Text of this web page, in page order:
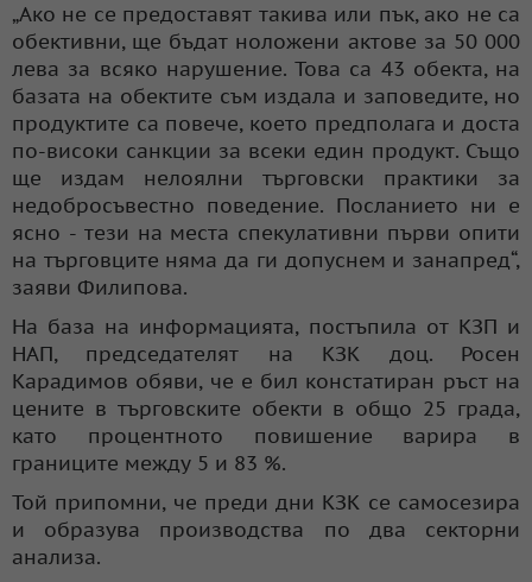
„Ако не се предоставят такива или пък, ако не са
обективни, ще бъдат ноложени актове за 50 000
лева за всяко нарушение. Това са 43 обекта, на
базата на обектите съм издала и заповедите, но
продуктите са повече, което предполага и доста
по-високи санкции за всеки един продукт. Също
ще издам нелоялни търговски практики за
недобросъвестно поведение. Посланието ни е
ясно - тези на места спекулативни първи опити
на търговците няма да ги допуснем и занапред“,
заяви Филипова.
На база на информацията, постъпила от КЗП и
НАП, председателят на КЗК доц. Росен
Карадимов обяви, че е бил констатиран ръст на
цените в търговските обекти в общо 25 града,
като процентното повишение варира в
границите между 5 и 83 %.
Той припомни, че преди дни КЗК се самосезира
и образува производства по два секторни
анализа.